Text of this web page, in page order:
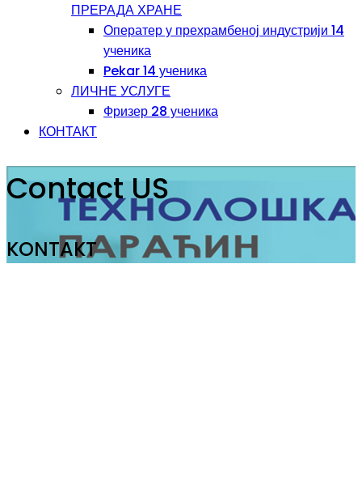
ПРЕРАДА ХРАНЕ
Оператер у прехрамбеној индустрији 14
ученика
Pekar 14 ученика
ЛИЧНЕ УСЛУГЕ
Фризер 28 ученика
КОНТАКТ
Contact US
KONTAKT